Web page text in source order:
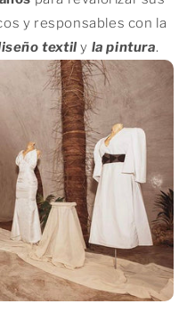
y responsables con la
textil y la pintura.